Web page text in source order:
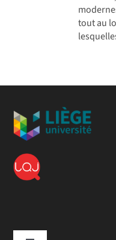
tout au